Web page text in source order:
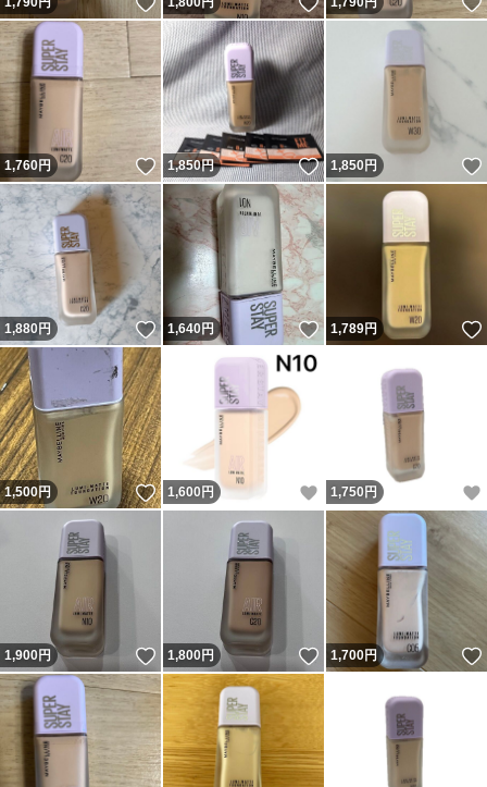
1,760円 いいね！
1,850円 いいね！
1,850円
1,880円 いいね！
1,640円 いいね！
1,789円
1,500円 いいね！
1,600 円 いいね！
1,750 円
1,900円 いいね！
1,800円 いいね！
1,700円